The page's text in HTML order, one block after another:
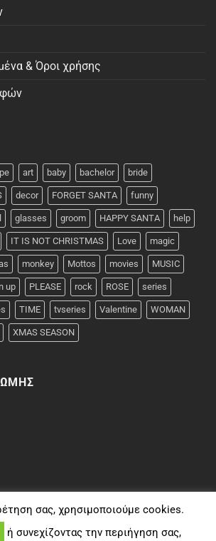
& Όροι χρήσης
art baby bachelor bride
decor FORGET SANTA funny
glasses groom HAPPY SANTA help
IT IS NOT CHRISTMAS Love magic
monkey Mottos movies MUSIC
up PLEASE rock ROSE series
TIME tvseries Valentine WOMAN
XMAS SEASON
σας, χρησιμοποιούμε cookies.
ή συνεχίζοντας την περιήγηση σας,